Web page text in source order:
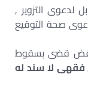
لدعوى التزوير ,
صحة التوقيع
قضى بسقوط
لا سند له